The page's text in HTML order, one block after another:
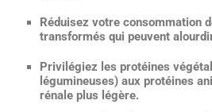
Réduisez votre consommation
transformés qui peuvent
Privilégiez les protéines
légumineuses) aux protéines
rénale plus légère.